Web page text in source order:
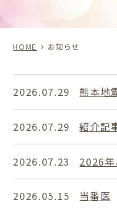
HOME お知らせ
2026.07.29 熊本地
2026.07.29 紹介記
2026.07.23 2026年
2026.05.15 当番医